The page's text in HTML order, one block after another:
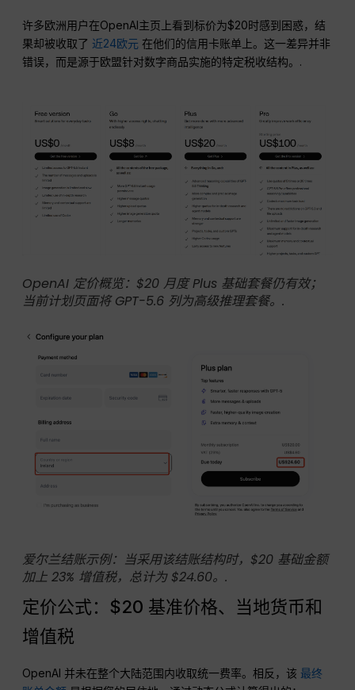
许多欧洲用户在OpenAI主页上看到标价为$20时感到困惑，结
果却被收取了 近24欧元 在他们的信用卡账单上。这一差异并非
错误，而是源于欧盟针对数字商品实施的特定税收结构。.
OpenAI 定价概览：$20 月度 Plus 基础套餐仍有效；
当前计划页面将 GPT-5.6 列为高级推理套餐。.
爱尔兰结账示例：当采用该结账结构时，$20 基础金额
加上 23% 增值税，总计为 $24.60。.
定价公式：$20 基准价格、当地货币和
增值税
OpenAI 并未在整个大陆范围内收取统一费率。相反，该 最终